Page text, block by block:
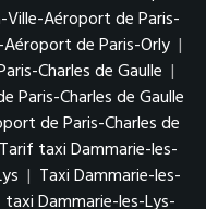
Aéroport de Paris-
de Paris-Orly |
Charles de Gaulle |
Paris-Charles de Gaulle
de Paris-Charles de
Tarif taxi Dammarie-les-
| Taxi Dammarie-les-
Dammarie-les-Lys-